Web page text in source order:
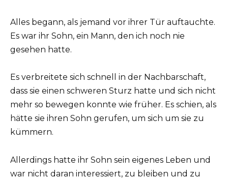
Alles begann, als jemand vor ihrer Tür auftauchte.
Es war ihr Sohn, ein Mann, den ich noch nie
gesehen hatte.
Es verbreitete sich schnell in der Nachbarschaft,
dass sie einen schweren Sturz hatte und sich nicht
mehr so bewegen konnte wie früher. Es schien, als
hätte sie ihren Sohn gerufen, um sich um sie zu
kümmern.
Allerdings hatte ihr Sohn sein eigenes Leben und
war nicht daran interessiert, zu bleiben und zu